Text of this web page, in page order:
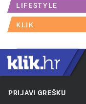
LIFESTYLE
KLIK
PRIJAVI GREŠKU